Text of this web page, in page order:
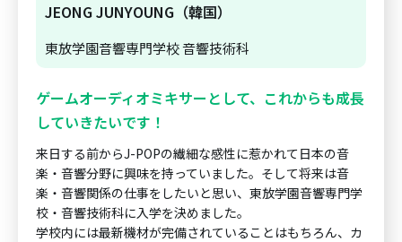
JEONG JUNYOUNG（韓国）
東放学園音響専門学校 音響技術科
ゲームオーディオミキサーとして、これからも成長
していきたいです！
来日する前からJ-POPの繊細な感性に惹かれて日本の音
楽・音響分野に興味を持っていました。そして将来は音
楽・音響関係の仕事をしたいと思い、東放学園音響専門学
校・音響技術科に入学を決めました。
学校内には最新機材が完備されていることはもちろん、カ